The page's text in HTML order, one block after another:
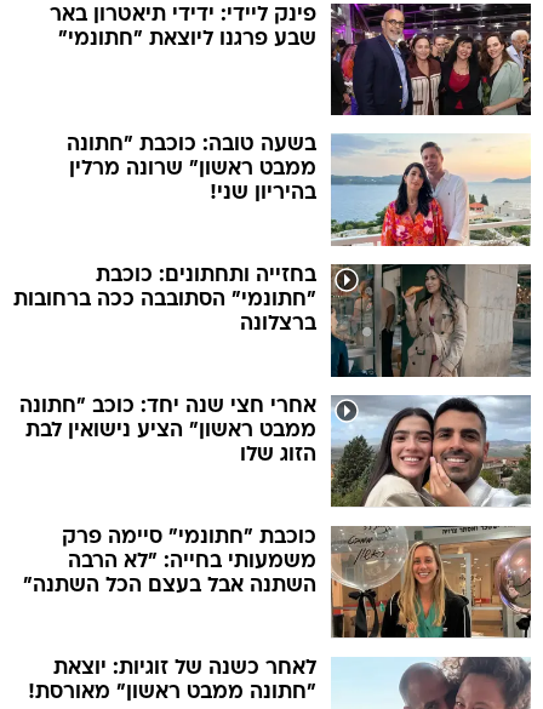
פינק ליידי: ידידי תיאטרון באר
שבע פרגנו ליוצאת "חתונמי"
בשעה טובה: כוכבת "חתונה
ממבט ראשון" שרונה מרלין
בהיריון שני!
בחזייה ותחתונים: כוכבת
"חתונמי" הסתובבה ככה ברחובות
ברצלונה
אחרי חצי שנה יחד: כוכב "חתונה
ממבט ראשון" הציע נישואין לבת
הזוג שלו
כוכבת "חתונמי" סיימה פרק
משמעותי בחייה: "לא הרבה
השתנה אבל בעצם הכל השתנה"
לאחר כשנה של זוגיות: יוצאת
"חתונה ממבט ראשון" מאורסת!